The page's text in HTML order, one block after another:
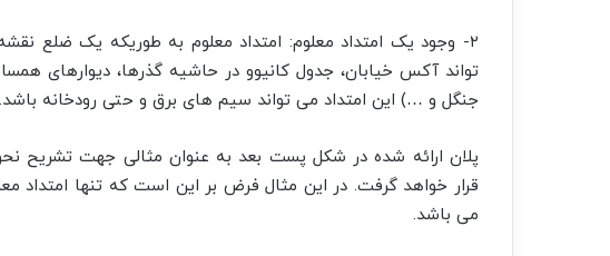
۲- وجود یک امتداد معلوم: امتداد معلوم به طوریکه یک ضلع
تواند آکس خیابان، جدول کانیوو در حاشیه گذرها، دیوارهای
جنگل و …) این امتداد می تواند سیم های برق و حتی رودخانه باشد.
پلان ارائه شده در شکل پست بعد به عنوان مثالی جهت تشریح
می باشد.